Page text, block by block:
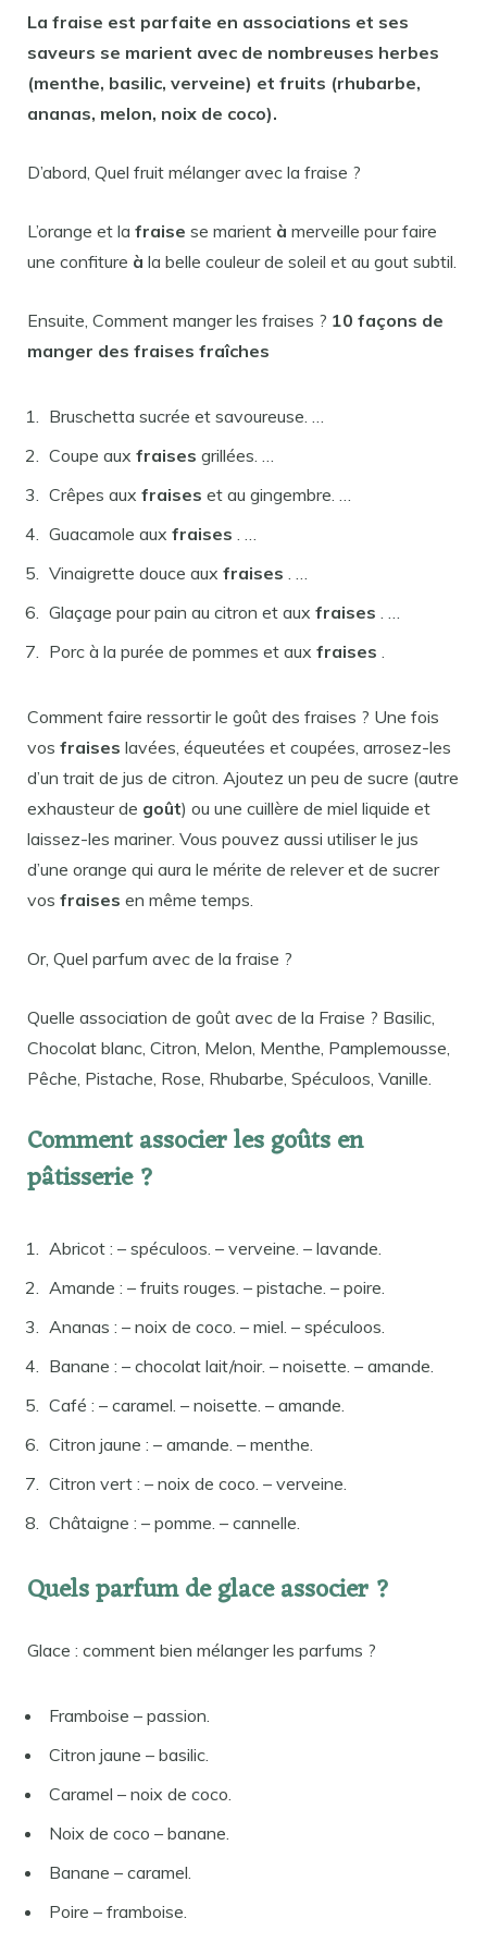
La fraise est parfaite en associations et ses
saveurs se marient avec de nombreuses herbes
(menthe, basilic, verveine) et fruits (rhubarbe,
ananas, melon, noix de coco).
D’abord, Quel fruit mélanger avec la fraise ?
L’orange et la fraise se marient à merveille pour faire
une confiture à la belle couleur de soleil et au gout subtil.
Ensuite, Comment manger les fraises ? 10 façons de
manger des fraises fraîches
Bruschetta sucrée et savoureuse. …
Coupe aux fraises grillées. …
Crêpes aux fraises et au gingembre. …
Guacamole aux fraises . …
Vinaigrette douce aux fraises . …
Glaçage pour pain au citron et aux fraises . …
Porc à la purée de pommes et aux fraises .
Comment faire ressortir le goût des fraises ? Une fois
vos fraises lavées, équeutées et coupées, arrosez-les
d’un trait de jus de citron. Ajoutez un peu de sucre (autre
exhausteur de goût) ou une cuillère de miel liquide et
laissez-les mariner. Vous pouvez aussi utiliser le jus
d’une orange qui aura le mérite de relever et de sucrer
vos fraises en même temps.
Or, Quel parfum avec de la fraise ?
Quelle association de goût avec de la Fraise ? Basilic,
Chocolat blanc, Citron, Melon, Menthe, Pamplemousse,
Pêche, Pistache, Rose, Rhubarbe, Spéculoos, Vanille.
Comment associer les goûts en
pâtisserie ?
Abricot : – spéculoos. – verveine. – lavande.
Amande : – fruits rouges. – pistache. – poire.
Ananas : – noix de coco. – miel. – spéculoos.
Banane : – chocolat lait/noir. – noisette. – amande.
Café : – caramel. – noisette. – amande.
Citron jaune : – amande. – menthe.
Citron vert : – noix de coco. – verveine.
Châtaigne : – pomme. – cannelle.
Quels parfum de glace associer ?
Glace : comment bien mélanger les parfums ?
Framboise – passion.
Citron jaune – basilic.
Caramel – noix de coco.
Noix de coco – banane.
Banane – caramel.
Poire – framboise.